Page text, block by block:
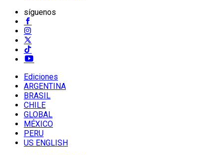
síguenos
Ediciones
ARGENTINA
BRASIL
CHILE
GLOBAL
MÉXICO
PERU
US ENGLISH